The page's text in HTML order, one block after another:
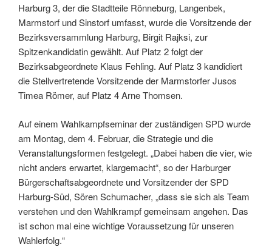
Harburg 3, der die Stadtteile Rönneburg, Langenbek,
Marmstorf und Sinstorf umfasst, wurde die Vorsitzende der
Bezirksversammlung Harburg, Birgit Rajksi, zur
Spitzenkandidatin gewählt. Auf Platz 2 folgt der
Bezirksabgeordnete Klaus Fehling. Auf Platz 3 kandidiert
die Stellvertretende Vorsitzende der Marmstorfer Jusos
Timea Römer, auf Platz 4 Arne Thomsen.
Auf einem Wahlkampfseminar der zuständigen SPD wurde
am Montag, dem 4. Februar, die Strategie und die
Veranstaltungsformen festgelegt. „Dabei haben die vier, wie
nicht anders erwartet, klargemacht“, so der Harburger
Bürgerschaftsabgeordnete und Vorsitzender der SPD
Harburg-Süd, Sören Schumacher, „dass sie sich als Team
verstehen und den Wahlkrampf gemeinsam angehen. Das
ist schon mal eine wichtige Voraussetzung für unseren
Wahlerfolg.“